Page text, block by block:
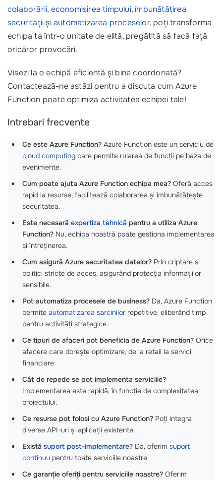
colaborării, economisirea timpului,îmbunătățirea
securitățiișiautomatizarea proceselor, poți transforma
echipa ta într-o unitate de elită, pregătită să facă față
oricăror provocări.
Visezi la o echipă eficientă și bine coordonată?
Contactează-ne astăzi pentru a discuta cum Azure
Function poate optimiza activitatea echipei tale!
Intrebari frecvente
Ce este Azure Function? Azure Function este un serviciu de
cloud computing care permite rularea de funcții pe baza de
evenimente.
Cum poate ajuta Azure Function echipa mea? Oferă acces
rapid la resurse, facilitează colaborarea și îmbunătățește
securitatea.
Este necesară expertiza tehnică pentru a utiliza Azure
Function? Nu, echipa noastră poate gestiona implementarea
și întreținerea.
Cum asigură Azure securitatea datelor? Prin criptare si
politici stricte de acces, asigurând protecția informațiilor
sensibile.
Pot automatiza procesele de business? Da, Azure Function
permite automatizarea sarcinilor repetitive, eliberând timp
pentru activități strategice.
Ce tipuri de afaceri pot beneficia de Azure Function? Orice
afacere care dorește optimizare, de la retail la servicii
financiare.
Cât de repede se pot implementa serviciile?
Implementarea este rapidă, în funcție de complexitatea
proiectului.
Ce resurse pot folosi cu Azure Function? Poți integra
diverse API-uri și aplicații existente.
Există suport post-implementare? Da, oferim suport
continuu pentru toate serviciile noastre.
Ce garanție oferiți pentru serviciile noastre? Oferim